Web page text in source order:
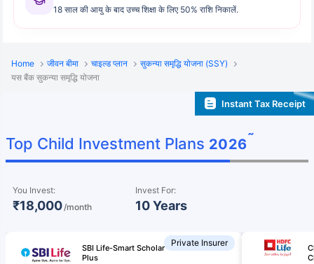
18 साल की आयु के बाद उच्च शिक्षा के लिए 50% राशि निकालें.
Home जीवन बीमा चाइल्ड प्लान
सुकन्या समृद्धि योजना (SSY)
यस बैंक सुकन्या समृद्धि योजना
Instant Tax Receipt
Top Child Investment Plans 2026˜
You Invest:
₹18,000 /month
Invest For:
10 Years
Private Insurer
SBI Life-Smart Scholar
Plus